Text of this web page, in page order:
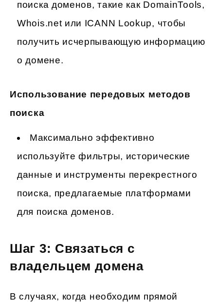
поиска доменов, такие как DomainTools,
Whois.net или ICANN Lookup, чтобы
получить исчерпывающую информацию
о домене.
Использование передовых методов
поиска
Максимально эффективно
используйте фильтры, исторические
данные и инструменты перекрестного
поиска, предлагаемые платформами
для поиска доменов.
Шаг 3: Связаться с
владельцем домена
В случаях, когда необходим прямой